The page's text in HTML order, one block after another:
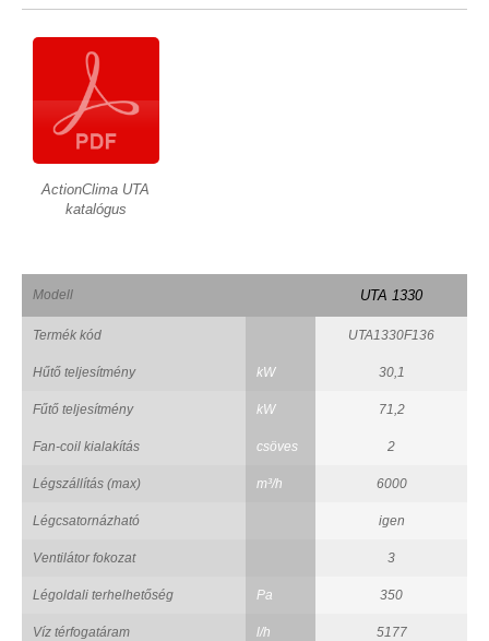
ActionClima UTA
katalógus
Modell UTA 1330
Termék kód UTA1330F136
Hűtő teljesítmény kW 30,1
Fűtő teljesítmény kW 71,2
Fan-coil kialakítás csöves 2
Légszállítás (max) m³/h 6000
Légcsatornázható igen
Ventilátor fokozat 3
Légoldali terhelhetőség Pa 350
Víz térfogatáram l/h 5177